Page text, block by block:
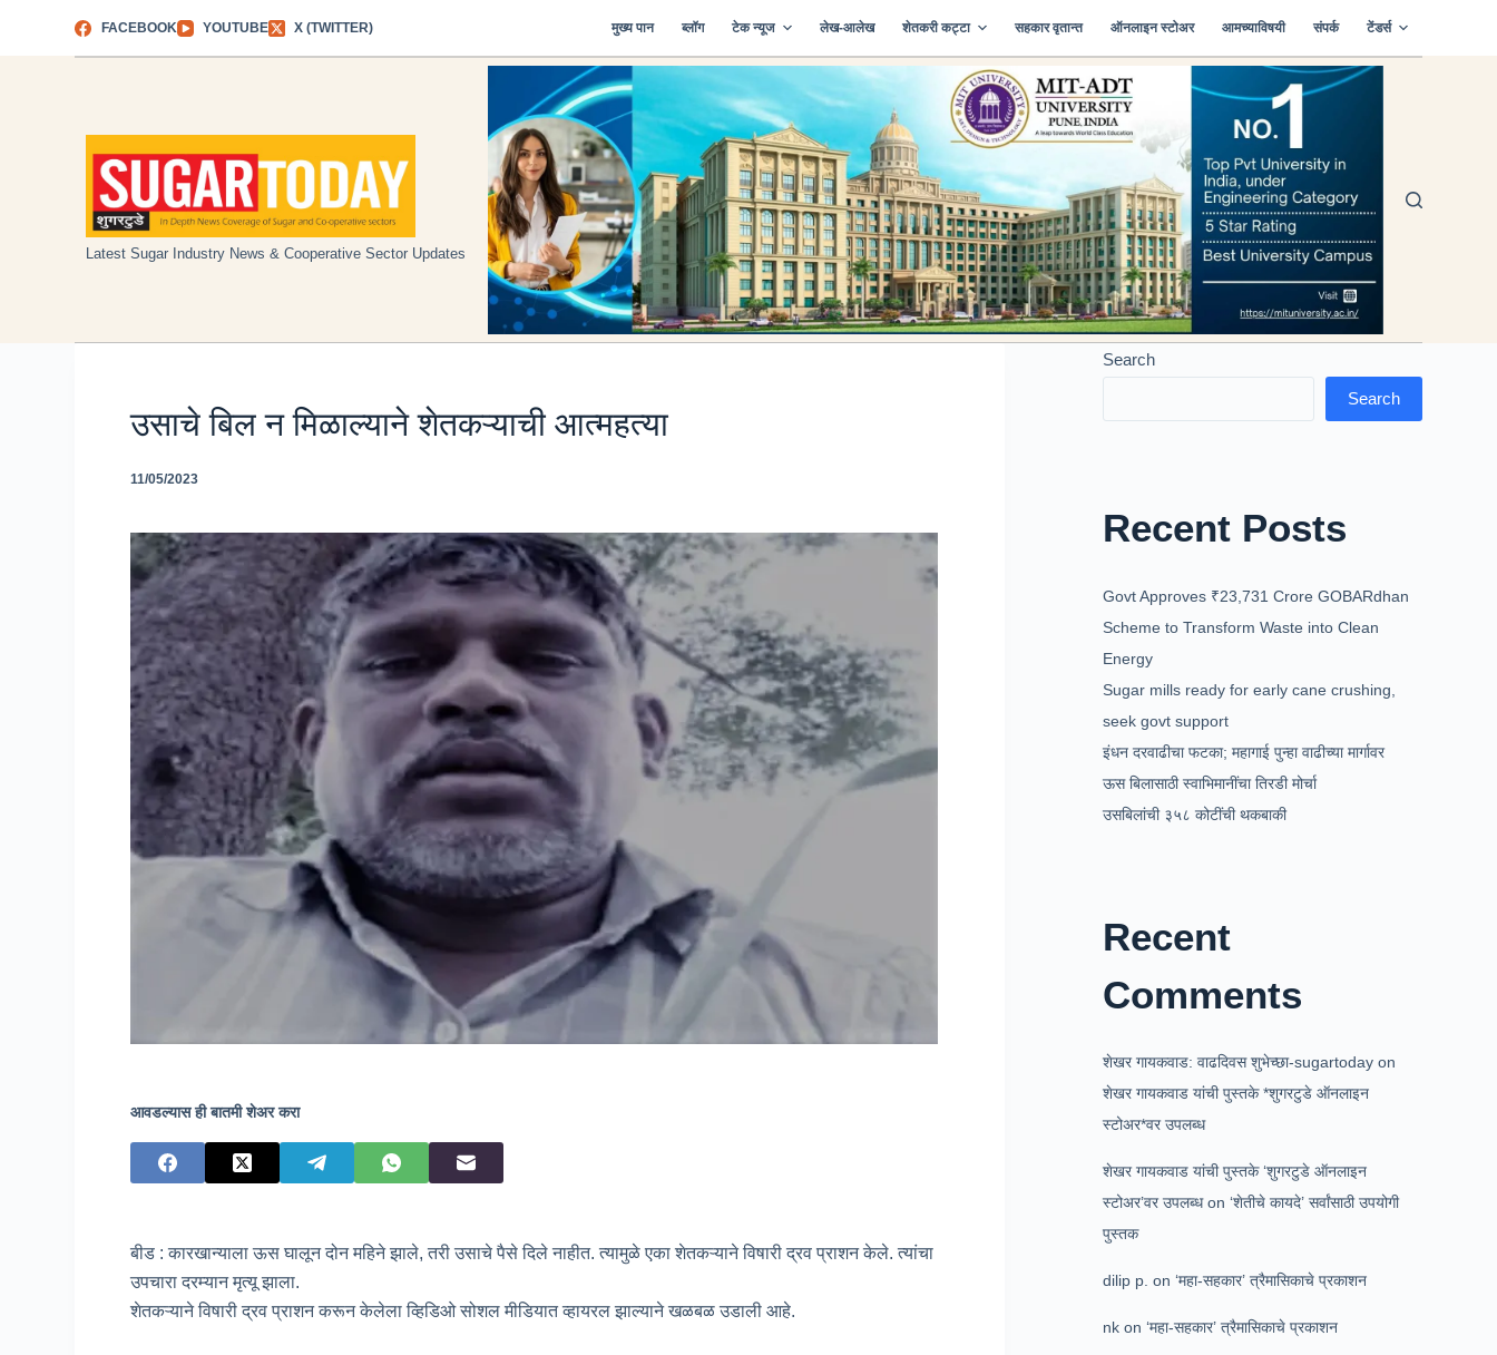
FACEBOOK YOUTUBE X (TWITTER) मुख्य पान ब्लॉग टेक न्यूज लेख-आलेख शेतकरी कट्टा सहकार वृतान्त ऑनलाइन स्टोअर आमच्याविषयी संपर्क टेंडर्स
Latest Sugar Industry News & Cooperative Sector Updates
उसाचे बिल न मिळाल्याने शेतकऱ्याची आत्महत्या
11/05/2023
आवडल्यास ही बातमी शेअर करा
बीड : कारखान्याला ऊस घालून दोन महिने झाले, तरी उसाचे पैसे दिले नाहीत. त्यामुळे एका शेतकऱ्याने विषारी द्रव प्राशन केले. त्यांचा
उपचारा दरम्यान मृत्यू झाला.
शेतकऱ्याने विषारी द्रव प्राशन करून केलेला व्हिडिओ सोशल मीडियात व्हायरल झाल्याने खळबळ उडाली आहे.
Search
Search
Recent Posts
Govt Approves ₹23,731 Crore GOBARdhan
Scheme to Transform Waste into Clean
Energy
Sugar mills ready for early cane crushing,
seek govt support
इंधन दरवाढीचा फटका; महागाई पुन्हा वाढीच्या मार्गावर
ऊस बिलासाठी स्वाभिमानींचा तिरडी मोर्चा
उसबिलांची ३५८ कोटींची थकबाकी
Recent
Comments
शेखर गायकवाड: वाढदिवस शुभेच्छा-sugartoday on
शेखर गायकवाड यांची पुस्तके *शुगरटुडे ऑनलाइन
स्टोअर*वर उपलब्ध
शेखर गायकवाड यांची पुस्तके ‘शुगरटुडे ऑनलाइन
स्टोअर’वर उपलब्धon‘शेतीचे कायदे’ सर्वांसाठी उपयोगी
पुस्तक
dilip p. on‘महा-सहकार’ त्रैमासिकाचे प्रकाशन
nk on‘महा-सहकार’ त्रैमासिकाचे प्रकाशन